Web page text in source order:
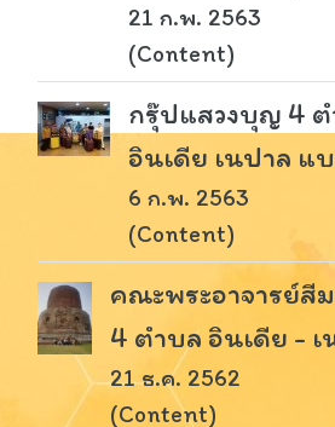
21 ก.พ. 2563
(Content)
กรุ๊ปแสวงบุญ 4 ต
อินเดีย เนปาล แ
6 ก.พ. 2563
(Content)
คณะพระอาจารย์สี
4 ตำบล อินเดีย - เ
21 ธ.ค. 2562
(Content)